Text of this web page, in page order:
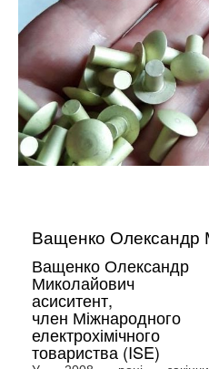
Ващенко Олександр
Ващенко Олександр
Миколайович
асиситент,
член Міжнародного
електрохімічного
товариства (ISE)